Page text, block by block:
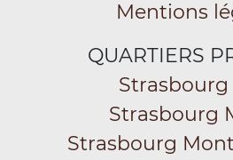
Mentions
QUARTIERS
Strasbourg
Strasbourg
Strasbourg